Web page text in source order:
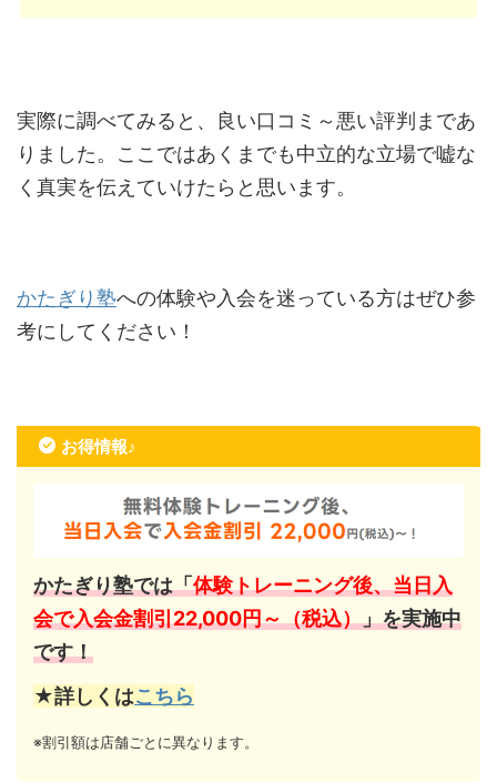
実際に調べてみると、良い口コミ～悪い評判まであ
りました。ここではあくまでも中立的な立場で嘘な
く真実を伝えていけたらと思います。
かたぎり塾への体験や入会を迷っている方はぜひ参
考にしてください！
お得情報♪
かたぎり塾では「体験トレーニング後、当日入
会で入会金割引22,000円～（税込）」を実施中
です！
★詳しくはこちら
※割引額は店舗ごとに異なります。